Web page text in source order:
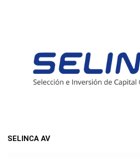
SELINCA AV